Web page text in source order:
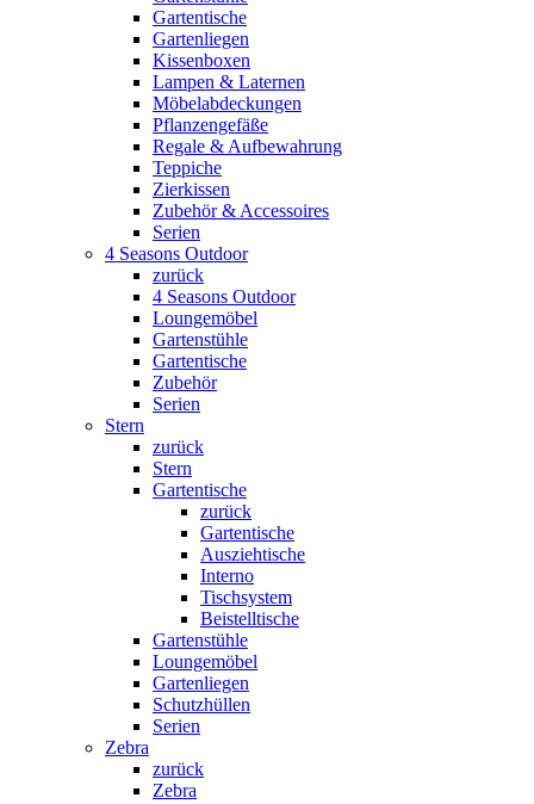
Gartentische
Gartenliegen
Kissenboxen
Lampen & Laternen
Möbelabdeckungen
Pflanzengefäße
Regale & Aufbewahrung
Teppiche
Zierkissen
Zubehör & Accessoires
Serien
4 Seasons Outdoor
zurück
4 Seasons Outdoor
Loungemöbel
Gartenstühle
Gartentische
Zubehör
Serien
Stern
zurück
Stern
Gartentische
zurück
Gartentische
Ausziehtische
Interno
Tischsystem
Beistelltische
Gartenstühle
Loungemöbel
Gartenliegen
Schutzhüllen
Serien
Zebra
zurück
Zebra